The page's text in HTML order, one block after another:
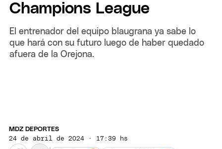
Champions League
El entrenador del equipo blaugrana ya sabe lo
que hará con su futuro luego de haber quedado
afuera de la Orejona.
MDZ DEPORTES
24 de abril de 2024 · 17:39 hs